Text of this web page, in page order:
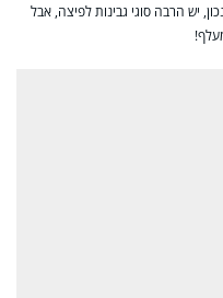
יש הרבה סוגי גבינות לפיצה, אבל